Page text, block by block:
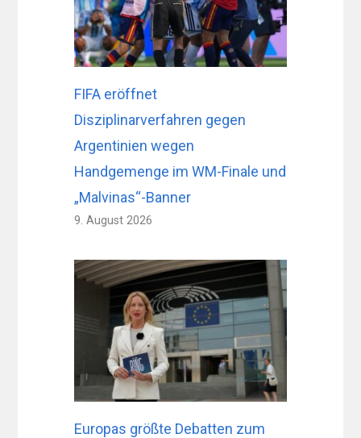
FIFA eröffnet
Disziplinarverfahren gegen
Argentinien wegen
Handgemenge im WM-Finale und
„Malvinas“-Banner
9. August 2026
Europas größte Debatten zum